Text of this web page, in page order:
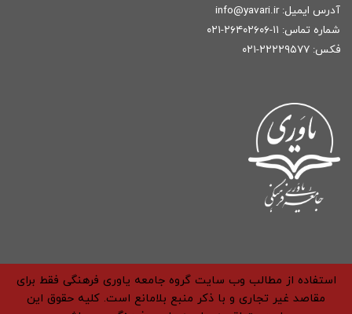
آدرس ایمیل: info@yavari.ir
شماره تماس: ۱۱-۲۶۴۰۲۶۰۶-۰۲۱
فکس: ۲۲۲۲۹۵۷۷-۰۲۱
استفاده از مطالب وب سایت گروه جامعه یاوری فرهنگی فقط برای
مقاصد غیر تجاری و با ذکر منبع بلامانع است. کلیه حقوق این